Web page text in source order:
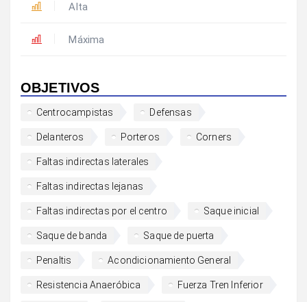
Alta
Máxima
OBJETIVOS
Centrocampistas Defensas
Delanteros Porteros Corners
Faltas indirectas laterales
Faltas indirectas lejanas
Faltas indirectas por el centro Saque inicial
Saque de banda Saque de puerta
Penaltis Acondicionamiento General
Resistencia Anaeróbica Fuerza Tren Inferior